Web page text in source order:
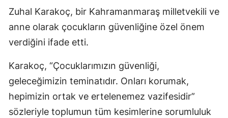
Zuhal Karakoç, bir Kahramanmaraş milletvekili ve
anne olarak çocukların güvenliğine özel önem
verdiğini ifade etti.
Karakoç, “Çocuklarımızın güvenliği,
geleceğimizin teminatıdır. Onları korumak,
hepimizin ortak ve ertelenemez vazifesidir”
sözleriyle toplumun tüm kesimlerine sorumluluk